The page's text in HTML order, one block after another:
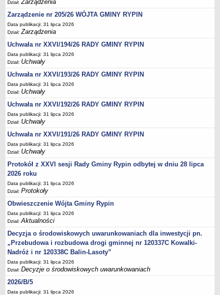
Studium uwarunkowań i kierunków zagospodarowania
przestrzennego
Dane przestrzenne - MPZP
Stałe obwody głosowania, numery, granice oraz siedziby
obwodowych komisji wyborczych, opis granic okręgów wyborczych
Plan ogólny gminy Rypin
FINANSE GMINY
Budżet
Zmiany budżetu
Wieloletnia Prognoza Finansowa
Majątek gminy
Majątek jednostek organizacyjnych
Dług publiczny
Realizacja inwestycji
Sprawozdania z wykonania budżetu
Sprawozdania kwartalne RB
Sprawozdania finansowe
Informacje z wykonania budżetu gminy (w tym ulgi, odroczenia)
Interpretacje indywidualne
SPRAWY DO ZAŁATWIENIA
BUDOWA PRZYDOMOWYCH OCZYSZCZALNI ŚCIEKÓW -
DOFINANSOWANIE
Preferencyjny zakup węgla
Wykaz spraw
Podania, wnioski, skargi i petycje
Dział:Zarządzenia
Zarządzenie nr 205/26 WÓJTA GMINY RYPIN
Data publikacji: 31 lipca 2026
Dział:Zarządzenia
Uchwała nr XXVI/194/26 RADY GMINY RYPIN
Data publikacji: 31 lipca 2026
Dział: Uchwały
Uchwała nr XXVI/193/26 RADY GMINY RYPIN
Data publikacji: 31 lipca 2026
Dział: Uchwały
Uchwała nr XXVI/192/26 RADY GMINY RYPIN
Data publikacji: 31 lipca 2026
Dział: Uchwały
Uchwała nr XXVI/191/26 RADY GMINY RYPIN
Data publikacji: 31 lipca 2026
Dział: Uchwały
Protokół z XXVI sesji Rady Gminy Rypin odbytej w dniu 28 lipca
2026 roku
Data publikacji: 31 lipca 2026
Dział:Protokoły
Obwieszczenie Wójta Gminy Rypin
Data publikacji: 31 lipca 2026
Dział:Aktualności
Decyzja o środowiskowych uwarunkowaniach dla inwestycji pn.
„Przebudowa i rozbudowa drogi gminnej nr 120337C Kowalki-
Nadróż i nr 120338C Balin-Lasoty”
Data publikacji: 31 lipca 2026
Dział:Decyzje o środowiskowych uwarunkowaniach
2026/B/5
Data publikacji: 31 lipca 2026